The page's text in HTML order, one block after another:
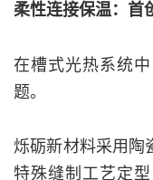
柔性连接保温：首
在槽式光热系统
题。
烁砺新材料采用陶
特殊缝制工艺定